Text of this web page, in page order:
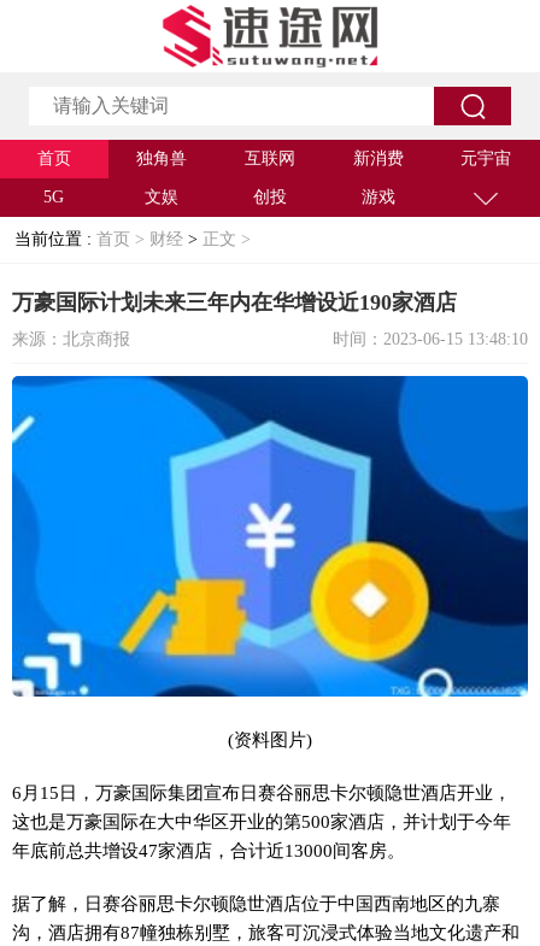
首页 独角兽 互联网 新消费 元宇宙
5G 文娱 创投 游戏
当前位置 : 首页 > 财经 > 正文 >
万豪国际计划未来三年内在华增设近190家酒店
来源：北京商报 时间：2023-06-15 13:48:10
(资料图片)
6月15日，万豪国际集团宣布日赛谷丽思卡尔顿隐世酒店开业，
这也是万豪国际在大中华区开业的第500家酒店，并计划于今年
年底前总共增设47家酒店，合计近13000间客房。
据了解，日赛谷丽思卡尔顿隐世酒店位于中国西南地区的九寨
沟，酒店拥有87幢独栋别墅，旅客可沉浸式体验当地文化遗产和